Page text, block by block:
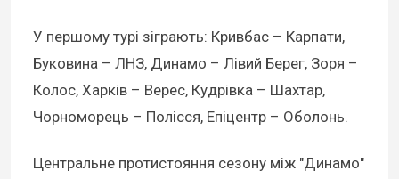
У першому турі зіграють: Кривбас – Карпати,
Буковина – ЛНЗ, Динамо – Лівий Берег, Зоря –
Колос, Харків – Верес, Кудрівка – Шахтар,
Чорноморець – Полісся, Епіцентр – Оболонь.
Центральне протистояння сезону між "Динамо"